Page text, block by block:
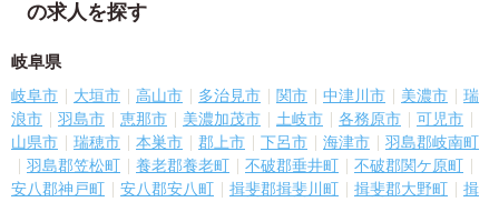
の求人を探す
岐阜県
岐阜市 大垣市 高山市 多治見市 関市 中津川市 美濃市
瑞
浪市
羽島市 恵那市 美濃加茂市 土岐市 各務原市
可児市
山県市
瑞穂市 本巣市 郡上市 下呂市 海津市
羽島郡岐南町
羽島郡笠松町
養老郡養老町 不破郡垂井町
不破郡関ケ原町
安八郡神戸町
安八郡安八町 揖斐郡揖斐川町 揖斐郡大野町
揖